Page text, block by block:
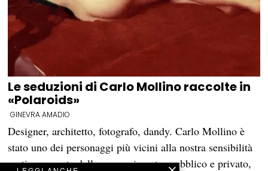
Le seduzioni di Carlo Mollino raccolte in
«Polaroids»
GINEVRA AMADIO
Designer, architetto, fotografo, dandy. Carlo Mollino è
stato uno dei personaggi più vicini alla nostra sensibilità
erotica, gravata dalla separazione tra pubblico e privato,